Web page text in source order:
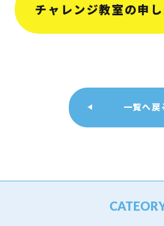
チャレンジ教室の申
一覧へ戻